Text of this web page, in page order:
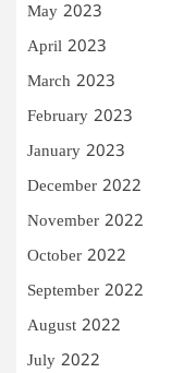
May 2023
April 2023
March 2023
February 2023
January 2023
December 2022
November 2022
October 2022
September 2022
August 2022
July 2022